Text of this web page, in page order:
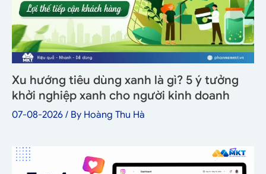
Xu hướng tiêu dùng xanh là gì? 5 ý tưởng
khởi nghiệp xanh cho người kinh doanh
07-08-2026 / By Hoàng Thu Hà